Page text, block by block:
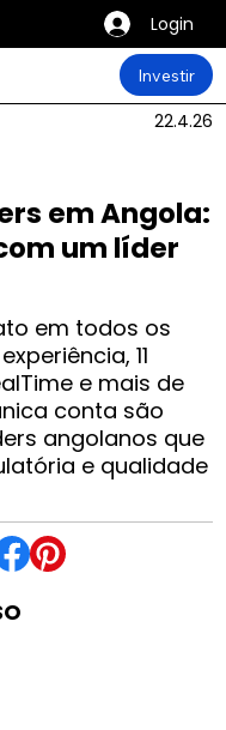
Login
Investir
22.4.26
em Angola:
um líder
em todos os
11
e mais de
conta são
angolanos que
e qualidade